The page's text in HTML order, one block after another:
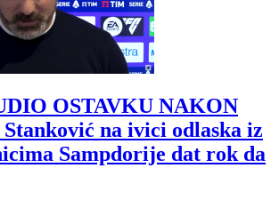
OSTAVKU NAKON
na ivici odlaska iz
Sampdorije dat rok da